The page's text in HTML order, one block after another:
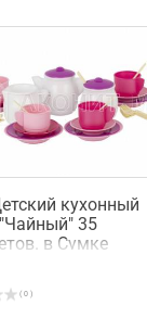
кухонный
35
в Сумке
( 0 )